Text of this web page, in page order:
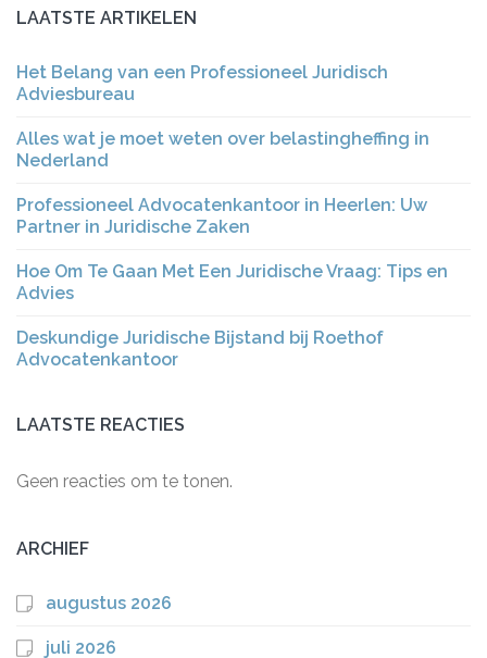
LAATSTE ARTIKELEN
Het Belang van een Professioneel Juridisch
Adviesbureau
Alles wat je moet weten over belastingheffing in
Nederland
Professioneel Advocatenkantoor in Heerlen: Uw
Partner in Juridische Zaken
Hoe Om Te Gaan Met Een Juridische Vraag: Tips en
Advies
Deskundige Juridische Bijstand bij Roethof
Advocatenkantoor
LAATSTE REACTIES
Geen reacties om te tonen.
ARCHIEF
augustus 2026
juli 2026